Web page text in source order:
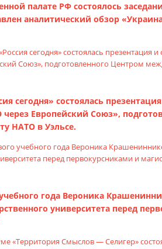
палате РФ состоялось
аналитический обзор
сегодня» состоялась
Европейский Союз»,
НАТО в Уэльсе.
года Вероника
университета перед